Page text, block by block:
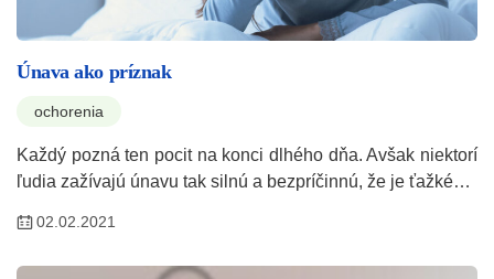
Únava ako príznak
ochorenia
Každý pozná ten pocit na konci dlhého dňa. Avšak niektorí
ľudia zažívajú únavu tak silnú a bezpríčinnú, že je ťažké…
02.02.2021